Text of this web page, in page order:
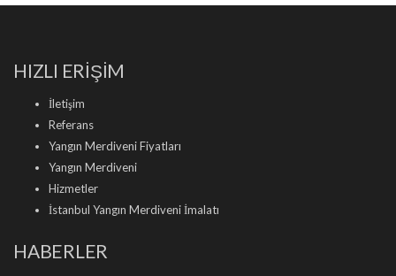
HIZLI ERİŞİM
İletişim
Referans
Yangın Merdiveni Fiyatları
Yangın Merdiveni
Hizmetler
İstanbul Yangın Merdiveni İmalatı
HABERLER